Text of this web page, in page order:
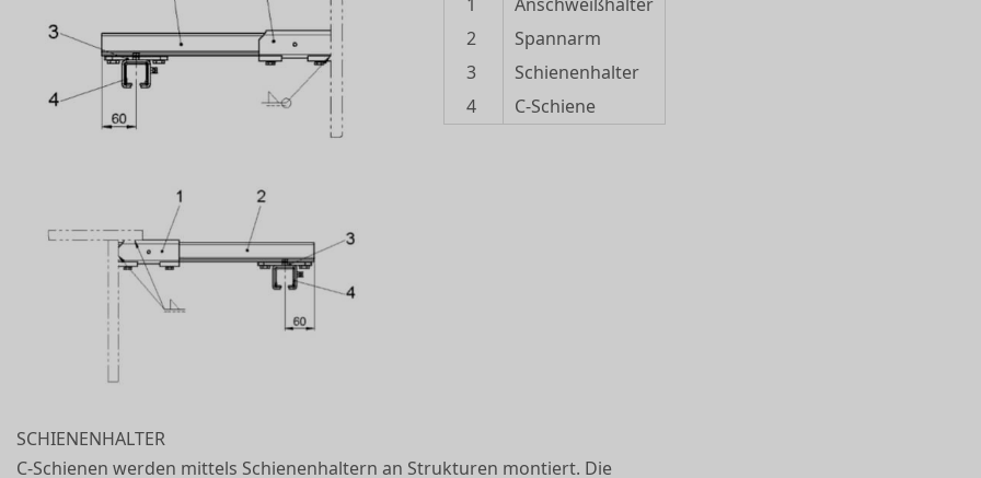
2
Spannarm
3
Schienenhalter
4
C-Schiene
SCHIENENHALTER
C-Schienen werden mittels Schienenhaltern an Strukturen montiert. Die